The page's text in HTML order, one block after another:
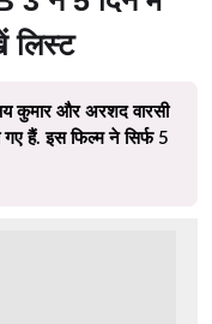
लिस्ट
कुमार और अरशद वारसी
हैं. इस फिल्म ने सिर्फ 5